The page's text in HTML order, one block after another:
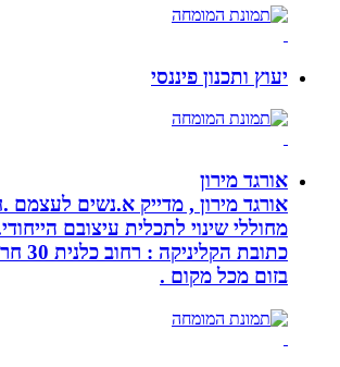
יעוץ ותכנון פיננסי
אורגד מירון
אורגד מירון , מדייק א.נשים לעצמם .חריש
מחוללי שינוי לתכלית עיצובם הייחודי. גר
כתובת הקליניקה :
בזום מכל מקום .